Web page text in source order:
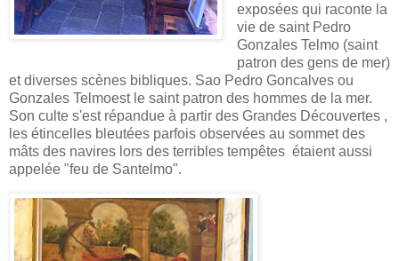
exposées qui raconte la
vie de saint Pedro
Gonzales Telmo (saint
patron des gens de mer)
et diverses scènes bibliques. Sao Pedro Goncalves ou
Gonzales Telmoest le saint patron des hommes de la mer.
Son culte s'est répandue à partir des Grandes Découvertes ,
les étincelles bleutées parfois observées au sommet des
mâts des navires lors des terribles tempêtes étaient aussi
appelée "feu de Santelmo".